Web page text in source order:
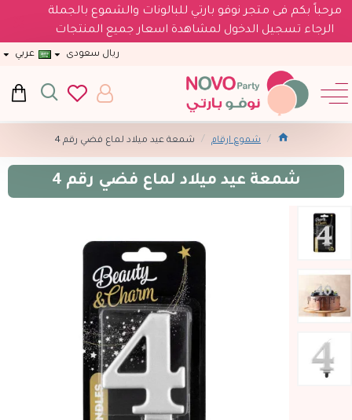
مرحباً بكم فى متجر نوفو بارتي للبالونات والشموع بالجملة
الرجاء تسجيل الدخول لمشاهدة اسعار جميع المنتجات
ريال سعودى عربي
شموع ارقام شمعة عيد ميلاد لماع فضي رقم 4
شمعة عيد ميلاد لماع فضي رقم 4